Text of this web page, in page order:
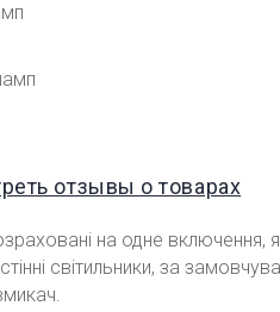
отзывы о товарах
на одне включення,
світильники, за